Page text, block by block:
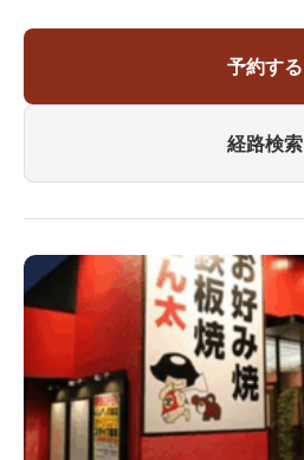
予約する
経路検索